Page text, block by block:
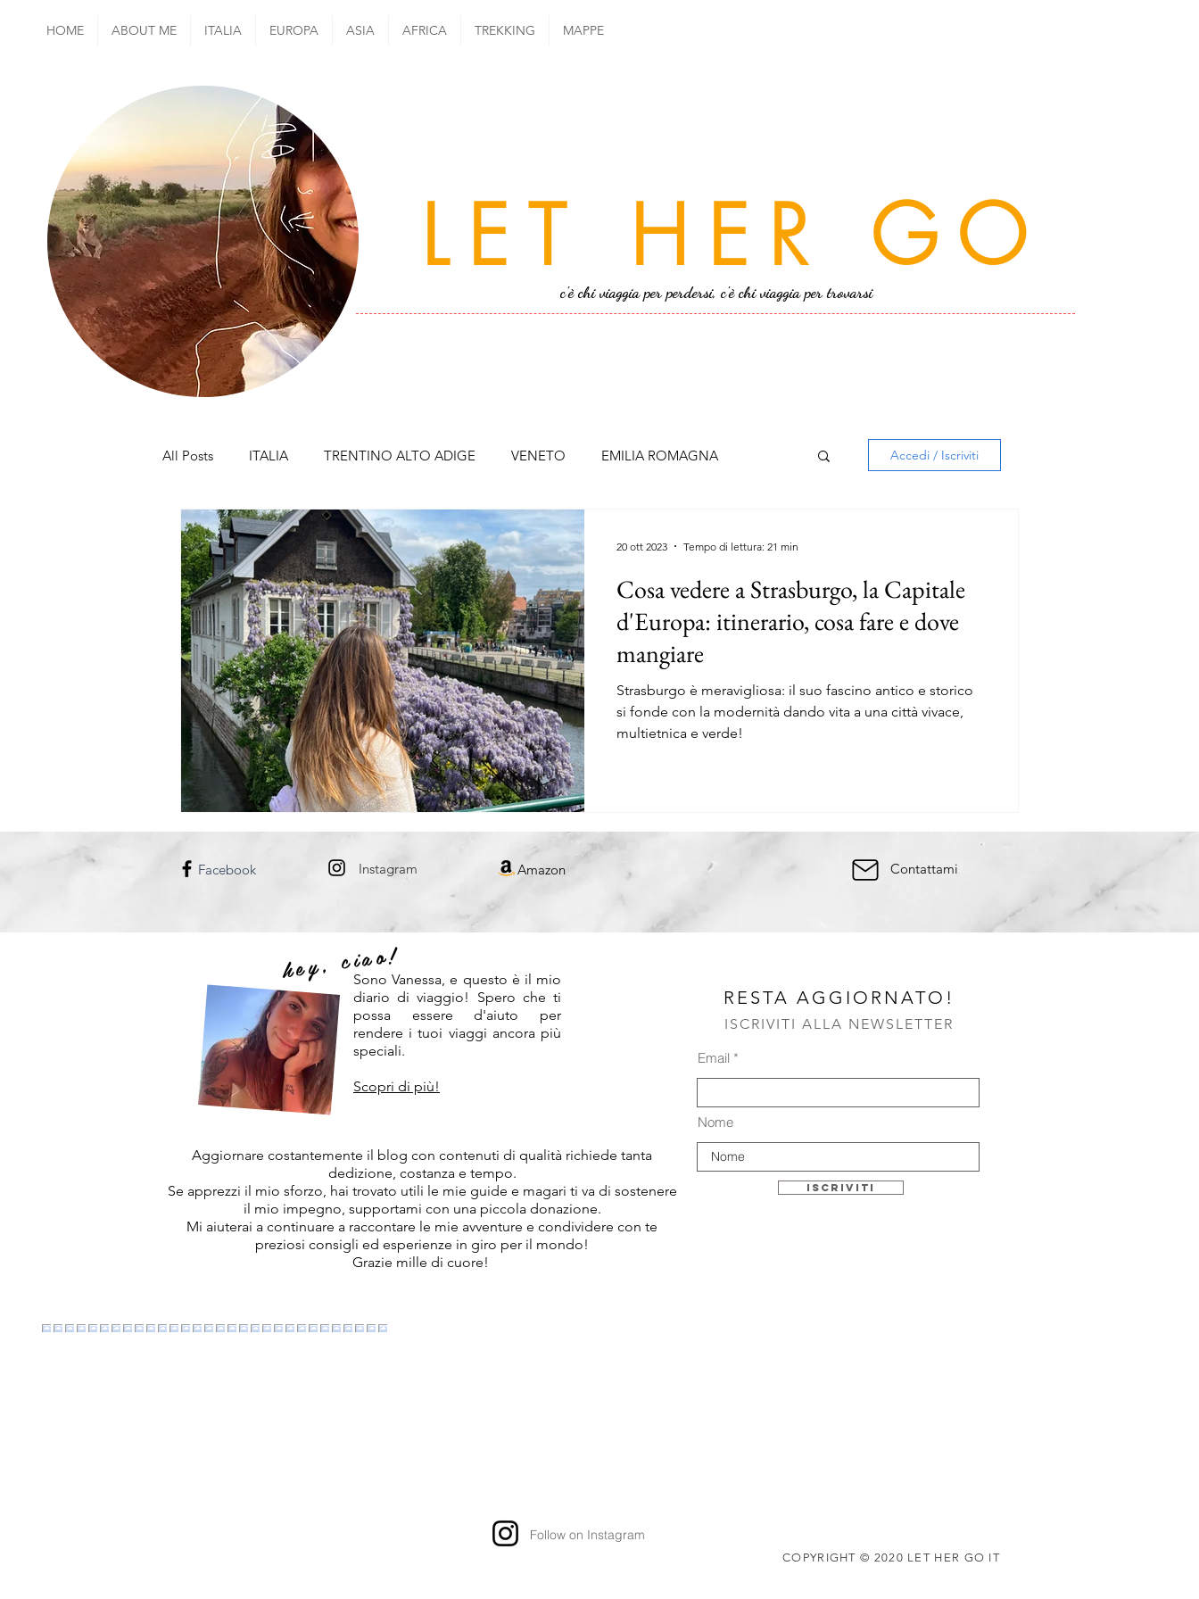
HOME ABOUT ME ITALIA EUROPA ASIA AFRICA TREKKING MAPPE
LET HER GO
c'è chi viaggia per perdersi, c'è chi viaggia per trovarsi
All Posts ITALIA TRENTINO ALTO ADIGE VENETO EMILIA ROMAGNA
TOSCANA MARCHE ABRUZZO UMBRIA
SICILIA SPAGNA BARCELLONA SIVIGLIA FORMENTERA TENERIFE
LANZAROTE PORTOGALLO PORTOGALLO continentale ISOLE AZZORRE
MADEIRA FRANCIA PARIGI ALSAZIA PAESI BASSI BELGIO
DANIMARCA UNGHERIA REPUBBLICA CECA
Accedi / Iscriviti
Cosa vedere a Strasburgo, la Capitale
d'Europa: itinerario, cosa fare e dove
mangiare
Strasburgo è meravigliosa: il suo fascino antico e storico
si fonde con la modernità dando vita a una città vivace,
multietnica e verde!
20 ott 2023 Tempo di lettura: 21 min
Facebook Instagram Amazon Contattami
hey, ciao!Sono Vanessa, e questo è il mio
diario di viaggio! Spero che ti
possa essere d'aiuto per
rendere i tuoi viaggi ancora più
speciali.
Scopri di più!
RESTA AGGIORNATO!
ISCRIVITI ALLA NEWSLETTER
Email
Nome
Iscriviti
Aggiornare costantemente il blog con contenuti di qualità richiede tanta
dedizione, costanza e tempo.
Se apprezzi il mio sforzo, hai trovato utili le mie guide e magari ti va di sostenere
il mio impegno, supportami con una piccola donazione.
Mi aiuterai a continuare a raccontare le mie avventure e condividere con te
preziosi consigli ed esperienze in giro per il mondo!
Grazie mille di cuore!
Follow on Instagram
COPYRIGHT © 2020 LET HER GO IT